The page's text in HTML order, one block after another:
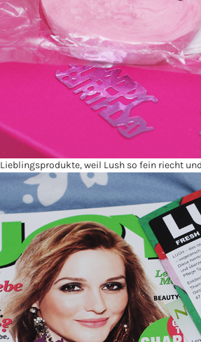
Lieblingsprodukte, weil Lush so fein riecht